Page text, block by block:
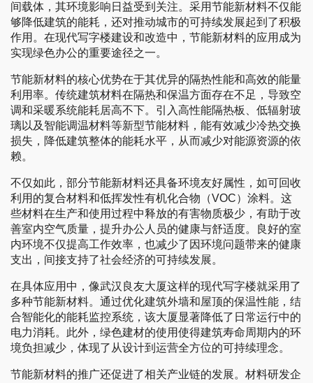
间载体，其环境影响日益受到关注。采用节能新材料不仅能
够降低建筑的能耗，还对推动城市的可持续发展起到了积极
作用。在现代写字楼建设和改造中，节能新材料的应用成为
实现绿色办公的重要途径之一。
节能新材料的核心优势在于其优异的隔热性能和高效的能量
利用率。传统建筑材料在隔热和保温方面存在不足，导致空
调和采暖系统能耗居高不下。引入高性能隔热板、低辐射玻
璃以及智能调温材料等新型节能材料，能有效减少冷热交换
损失，降低建筑整体的能耗水平，从而减少对能源资源的依
赖。
不仅如此，部分节能新材料还具备环境友好属性，如可回收
利用的复合材料和低挥发性有机化合物（VOC）涂料。这
些材料在生产和使用过程中释放的有害物质极少，有助于改
善室内空气质量，提升办公人员的健康与舒适度。良好的室
内环境不仅提高工作效率，也减少了因环境问题带来的健康
支出，间接支持了社会经济的可持续发展。
在具体应用中，像武汉良友大厦这样的现代写字楼就采用了
多种节能新材料。通过优化建筑外墙和屋顶的保温性能，结
合智能化的能耗监控系统，该大厦显著降低了日常运行中的
电力消耗。此外，绿色建材的使用使得建筑寿命周期内的环
境负担减少，体现了从设计到运营全方位的可持续理念。
节能新材料的推广还促进了相关产业链的发展。材料研发企